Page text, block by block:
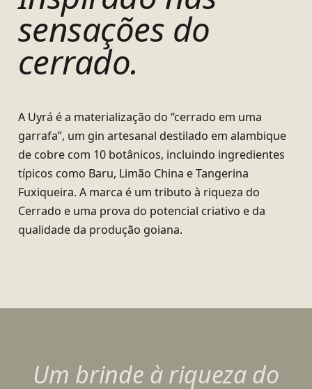
sensações do
cerrado.
A Uyrá é a materialização do “cerrado em uma
garrafa”, um gin artesanal destilado em alambique
de cobre com 10 botânicos, incluindo ingredientes
típicos como Baru, Limão China e Tangerina
Fuxiqueira. A marca é um tributo à riqueza do
Cerrado e uma prova do potencial criativo e da
qualidade da produção goiana.
Um brinde à riqueza do